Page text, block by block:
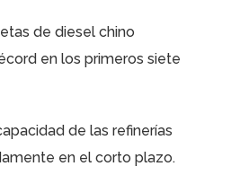
de diesel chino
en los primeros siete
de las refinerías
en el corto plazo.